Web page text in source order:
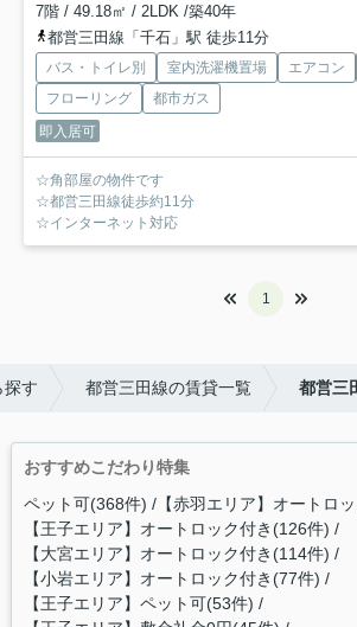
7階 / 49.18㎡ / 2LDK /築40年
都営三田線「千石」駅 徒歩11分
バス・トイレ別 室内洗濯機置場 エアコン
フローリング
都市ガス
即入居可
☆角部屋の物件です
☆都営三田線徒歩約11分
☆インターネット対応
1
探す 都営三田線の賃貸一覧 都営三
おすすめこだわり特集
ペット可(368件) 【赤羽エリア】オートロ
【王子エリア】オートロック付き(126件)
【大宮エリア】オートロック付き(114件)
【小岩エリア】オートロック付き(77件)
【王子エリア】ペット可(53件)